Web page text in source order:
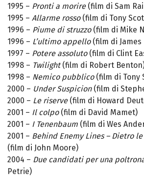
1995 – Pronti a morire (film di Sam
1995 – Allarme rosso(film di Tony
1996 – Piume di struzzo(film di Mike
1996 – L’ultimo appello(film di James
1997 – Potere assoluto(film di Clint
1998 – Twilight(film di Robert
1998 – Nemico pubblico (film di Tony
2000 – Under Suspicion (film di
2000 – Le riserve (film di Howard
2001 – Il colpo(film di David Mamet)
2001 – I Tenenbaum (film di Wes
2001 – Behind Enemy Lines – Dietro
(film di John Moore)
2004 – Due candidati per una
Petrie)